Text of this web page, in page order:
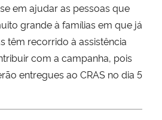
em ajudar as pessoas que
grande à famílias em que já
têm recorrido à assistência
com a campanha, pois
entregues ao CRAS no dia 5